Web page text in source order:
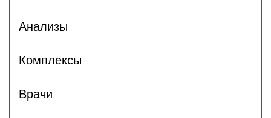
Анализы
Комплексы
Врачи